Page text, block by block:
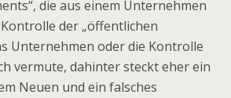
die aus einem Unternehmen
der „öffentlichen
Unternehmen oder die Kontrolle
vermute, dahinter steckt eher ein
Neuen und ein falsches